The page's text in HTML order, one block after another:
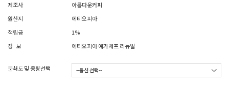
제조사
아름다운커피
원산지
에티오피아
적립금
1%
정 보
에티오피아 예가체프 리뉴얼
분쇄도 및 용량선택